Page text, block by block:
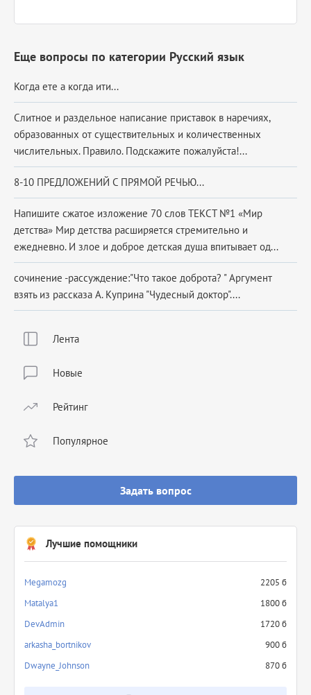
Лента
Новые
Рейтинг
Популярное
Задать вопрос
Лучшие помощники
Megamozg
2205 б
Matalya1
1800 б
DevAdmin
1720 б
arkasha_bortnikov
900 б
Dwayne_Johnson
870 б
Еще вопросы по категории Русский язык
Когда ете а когда ити...
Слитное и раздельное написание приставок в наречиях,
образованных от существительных и количественных
числительных. Правило. Подскажите пожалуйста!...
8-10 ПРЕДЛОЖЕНИЙ С ПРЯМОЙ РЕЧЬЮ...
Напишите сжатое изложение 70 слов ТЕКСТ №1 «Мир
детства» Мир детства расширяется стремительно и
ежедневно. И злое и доброе детская душа впитывает од...
сочинение -рассуждение:"Что такое доброта? " Аргумент
взять из рассказа А. Куприна "Чудесный доктор"....